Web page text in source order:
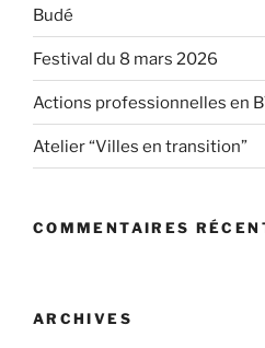
Budé
Festival du 8 mars 2026
Actions professionnelles en
Atelier “Villes en transition”
COMMENTAIRES
ARCHIVES